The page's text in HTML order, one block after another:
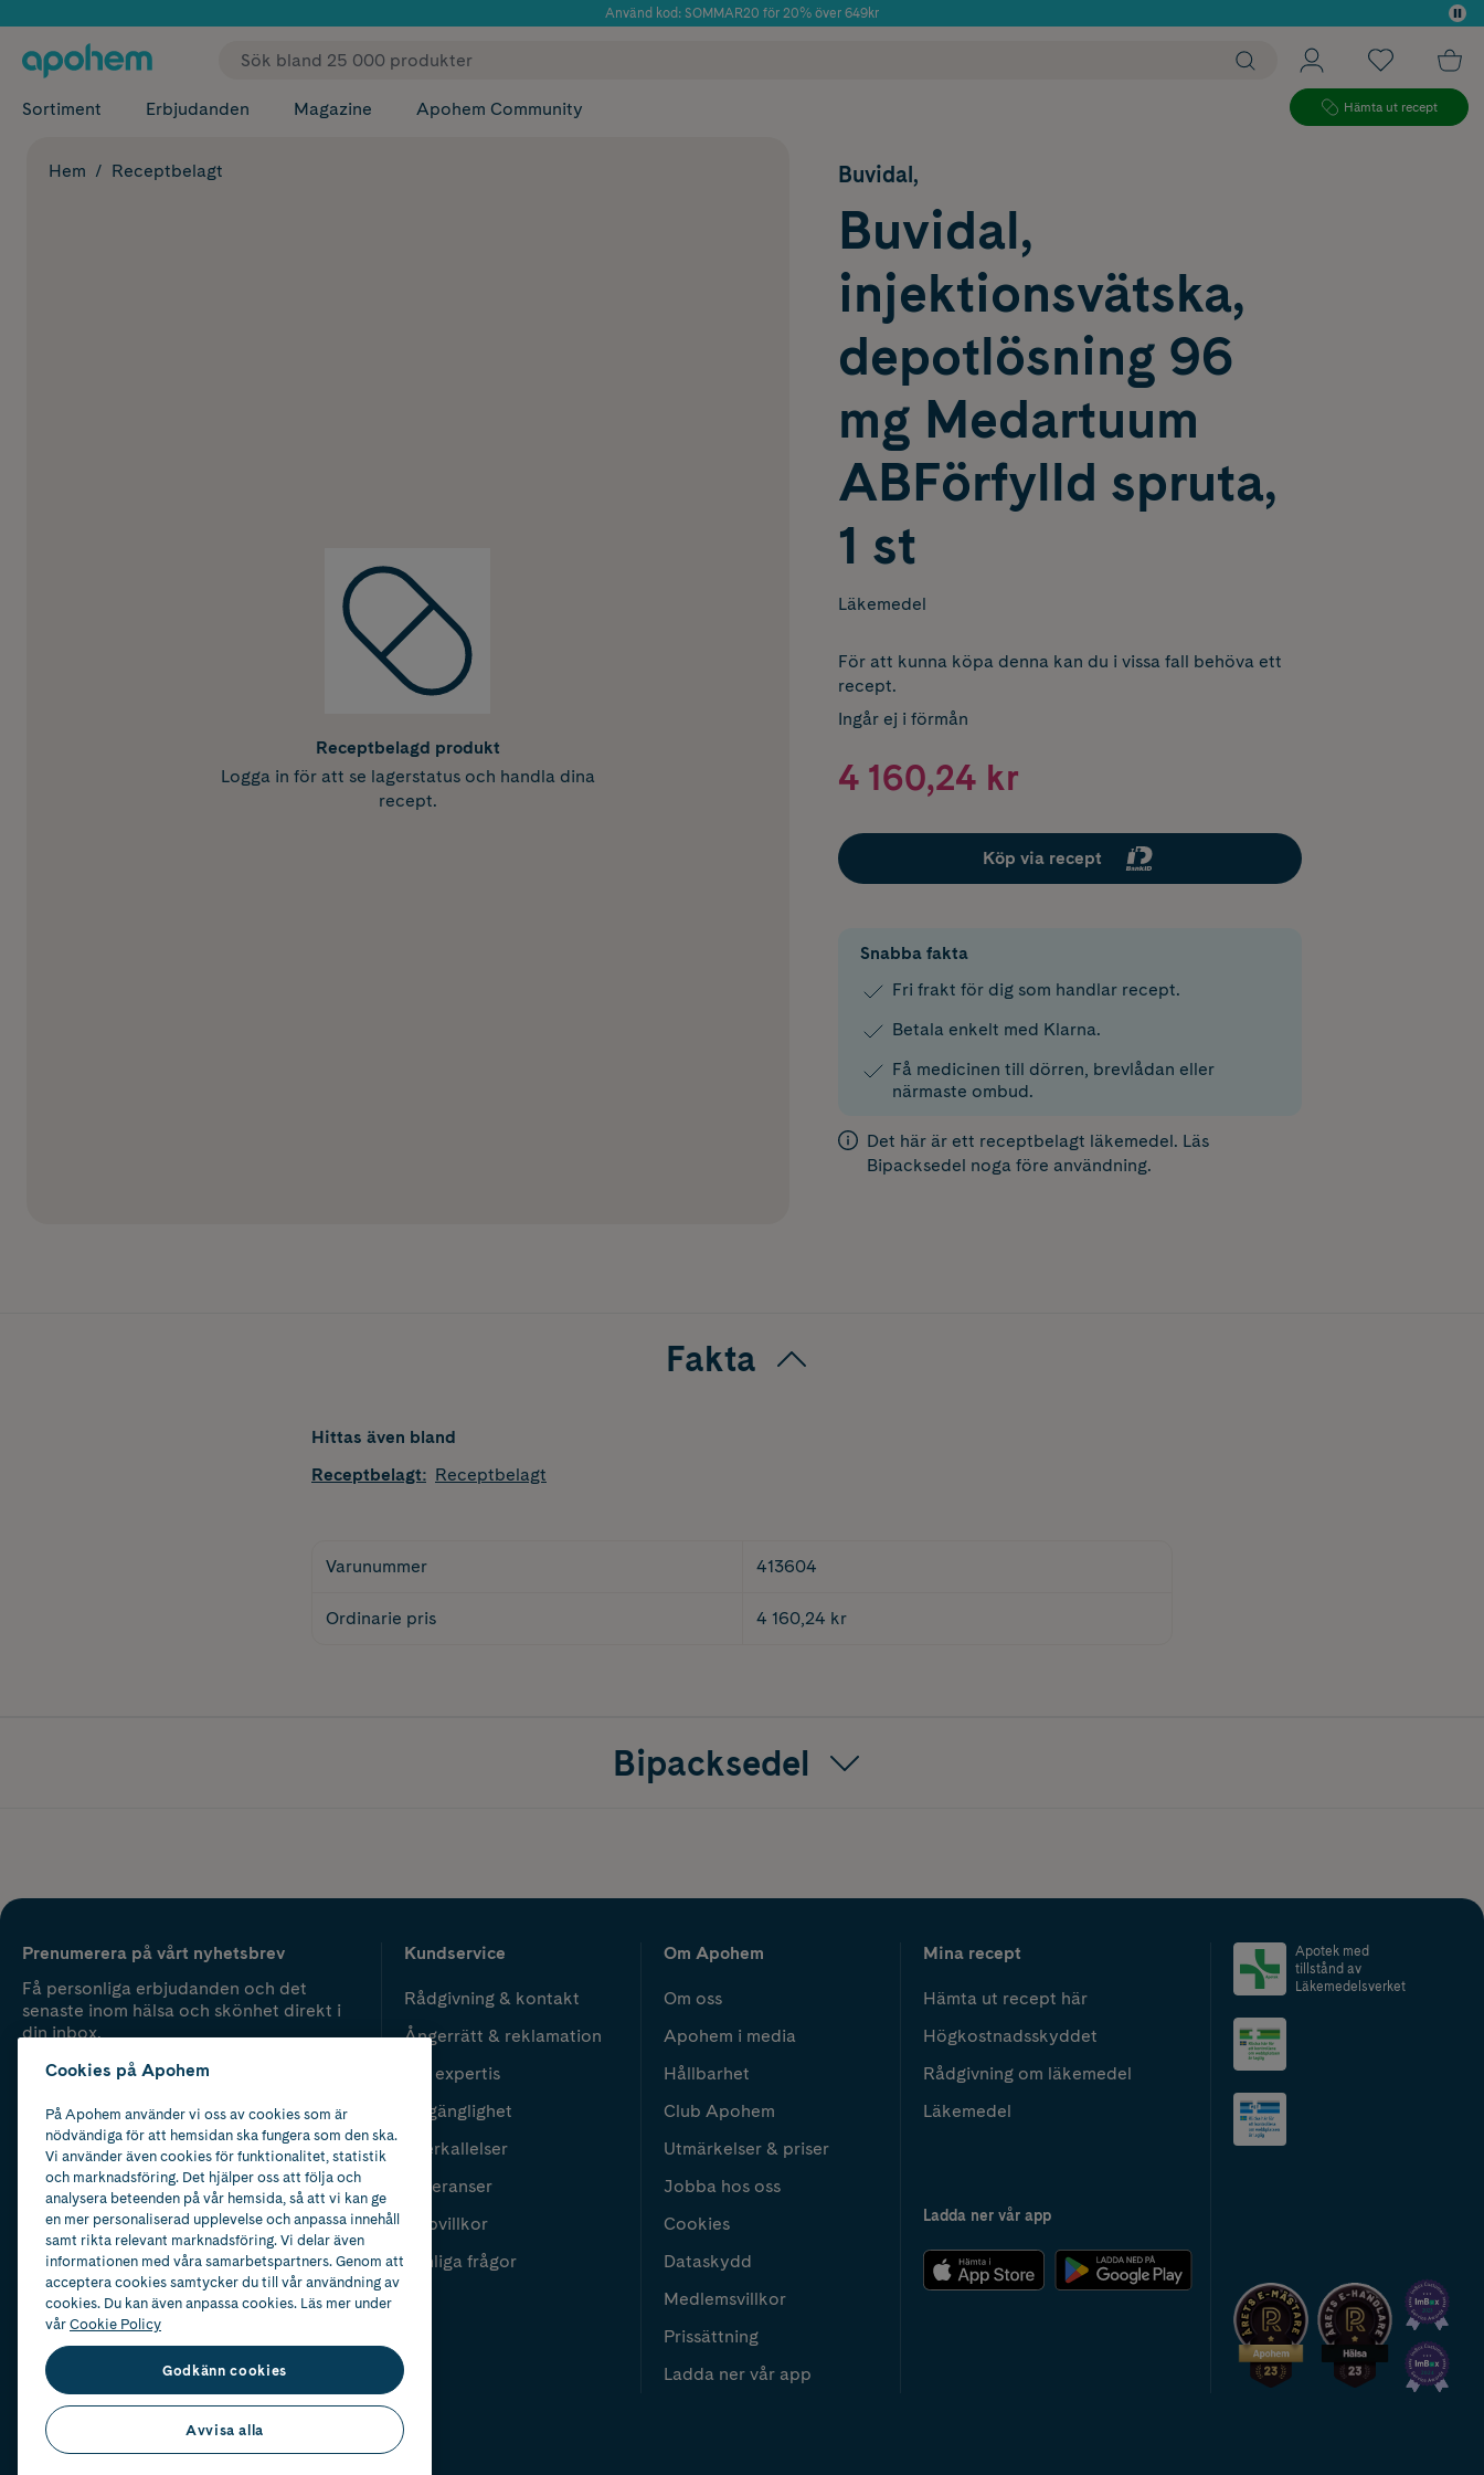
Använd kod: SOMMAR20 för 20% över 649kr
✓ Fri frakt
Sortiment Erbjudanden Magazine Apohem Community Hämta ut recept
Hem Receptbelagt
Receptbelagd produkt
Logga in för att se lagerstatus och handla dina
recept.
Buvidal,
Buvidal,
injektionsvätska,
depotlösning 96
mg Medartuum
ABFörfylld spruta,
1 st
Läkemedel
För att kunna köpa denna kan du i vissa fall behöva ett
recept.
Ingår ej i förmån
4 160,24 kr
Köp via recept
Snabba fakta
Fri frakt för dig som handlar recept.
Betala enkelt med Klarna.
Få medicinen till dörren, brevlådan eller
närmaste ombud.
Det här är ett receptbelagt läkemedel. Läs
Bipacksedel noga före användning.
Fakta
Hittas även bland
Receptbelagt: Receptbelagt
Varunummer 413604
Ordinarie pris 4 160,24 kr
Bipacksedel
Prenumerera på vårt nyhetsbrev
Få personliga erbjudanden och det
senaste inom hälsa och skönhet direkt i
din inbox.
Kundservice
Rådgivning & kontakt
Ångerrätt & reklamation
Vår expertis
Tillgänglighet
Återkallelser
Leveranser
Köpvillkor
Vanliga frågor
Om Apohem
Om oss
Apohem i media
Hållbarhet
Club Apohem
Utmärkelser & priser
Jobba hos oss
Cookies
Dataskydd
Medlemsvillkor
Prissättning
Ladda ner vår app
Mina recept
Hämta ut recept här
Högkostnadsskyddet
Rådgivning om läkemedel
Läkemedel
Ladda ner vår app
Apotek med
tillstånd av
Läkemedelsverket
2024
Cookies på Apohem
På Apohem använder vi oss av cookies som är
nödvändiga för att hemsidan ska fungera som den ska.
Vi använder även cookies för funktionalitet, statistik
och marknadsföring. Det hjälper oss att följa och
analysera beteenden på vår hemsida, så att vi kan ge
en mer personaliserad upplevelse och anpassa innehåll
samt rikta relevant marknadsföring. Vi delar även
informationen med våra samarbetspartners. Genom att
acceptera cookies samtycker du till vår användning av
cookies. Du kan även anpassa cookies. Läs mer under
vårCookie Policy
Godkänn cookies
Avvisa alla